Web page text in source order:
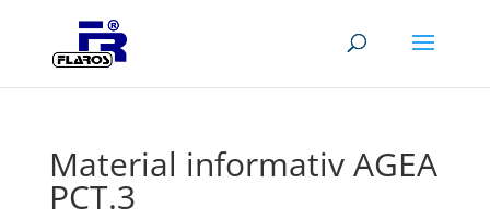
Material informativ AGEA
PCT.3